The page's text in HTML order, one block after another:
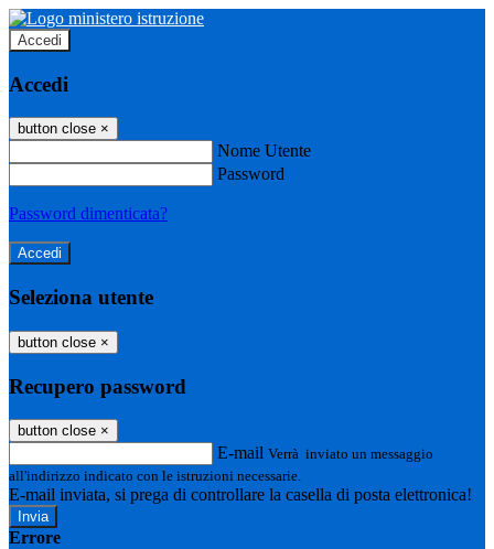
Accedi
Accedi
button close ×
Nome Utente
Password
Password dimenticata?
Seleziona utente
button close ×
Recupero password
button close ×
E-mail Verrà inviato un messaggio
all'indirizzo indicato con le istruzioni necessarie.
E-mail inviata, si prega di controllare la casella di posta elettronica!
Errore